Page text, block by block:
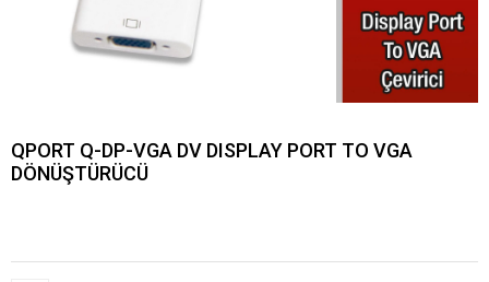
QPORT Q-DP-VGA DV DISPLAY PORT TO VGA
DÖNÜŞTÜRÜCÜ